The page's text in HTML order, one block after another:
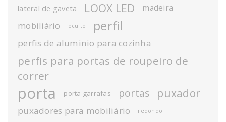
lateral de gaveta LOOX LED madeira
mobiliário oculto perfil
perfis de aluminio para cozinha
perfis para portas de roupeiro de
correr
porta porta garrafas portas puxador
puxadores para mobiliário redondo